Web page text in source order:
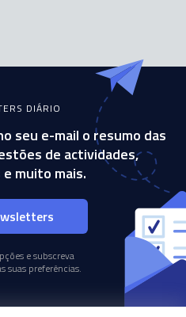
DIÁRIO
seu e-mail o resumo das
de actividades,
e muito mais.
e subscreva
suas preferências.